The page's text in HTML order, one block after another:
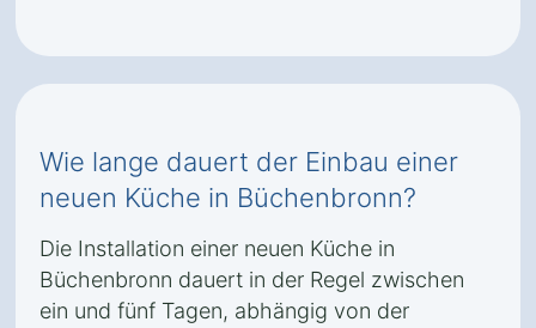
Wie lange dauert der Einbau einer
neuen Küche in Büchenbronn?
Die Installation einer neuen Küche in
Büchenbronn dauert in der Regel zwischen
ein und fünf Tagen, abhängig von der